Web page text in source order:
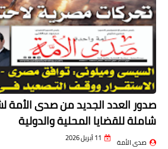
صدور العدد الجديد من صدى الأمة
شاملة للقضايا المحلية والدولية
صدى الأمة 11 أبريل 2026